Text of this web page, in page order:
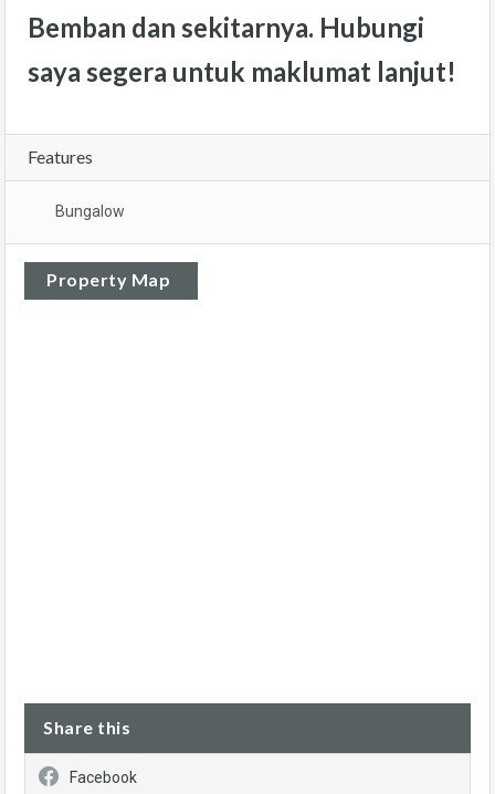
Bemban dan sekitarnya. Hubungi
saya segera untuk maklumat lanjut!
Features
Bungalow
Property Map
Share this
Facebook